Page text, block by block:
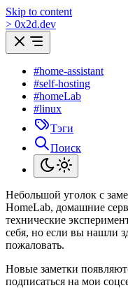
Skip to content
> 0x2d.dev
#home-assistant
#self-hosting
#homeLab
#linux
Тэги
Поиск
Небольшой уголок с
HomeLab, домашние
технические
себя, но если вы нашли
пожаловать.
Новые заметки
подписаться на мои